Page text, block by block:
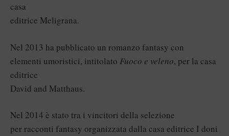
casa
editrice Meligrana.
Nel 2013 ha pubblicato un romanzo fantasy con
elementi umoristici, intitolato Fuoco e veleno, per la casa
editrice
David and Matthaus.
Nel 2014 è stato tra i vincitori della selezione
per racconti fantasy organizzata dalla casa editrice I doni